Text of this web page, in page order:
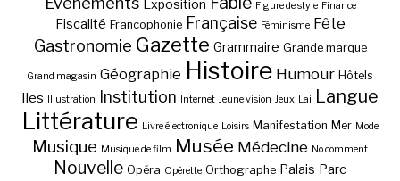
Exposition Figure de style Finance
Fiscalité Francophonie Française Féminisme Fête
Gastronomie Gazette Grammaire Grande marque
Grand magasin Géographie Histoire Humour Hôtels
Iles Illustration Institution Internet Jeune vision Jeux Lai Langue
Littérature Livre électronique Loisirs Manifestation Mer Mode
Musique Musique de film Musée Médecine No comment
Nouvelle Opéra Opérette Orthographe Palais Parc